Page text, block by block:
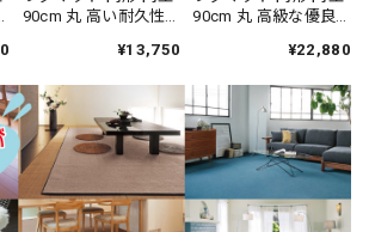
90cm 丸 高い耐久性
防汚カーペット！花
すく日々のお手入れ
簡単♪落ち着いたニ
ュアンスカラーのサ
キソニータイプ 無地
全4色 防炎ラベル付
『アスフェアリ
ー/FAY』
¥13,750
90cm 丸 高級な優良
を使用したウール
いの異なる2種類のル
ープタイプ 防炎ラベ
ル付『アスメリ
ノ/MRN』
¥22,880